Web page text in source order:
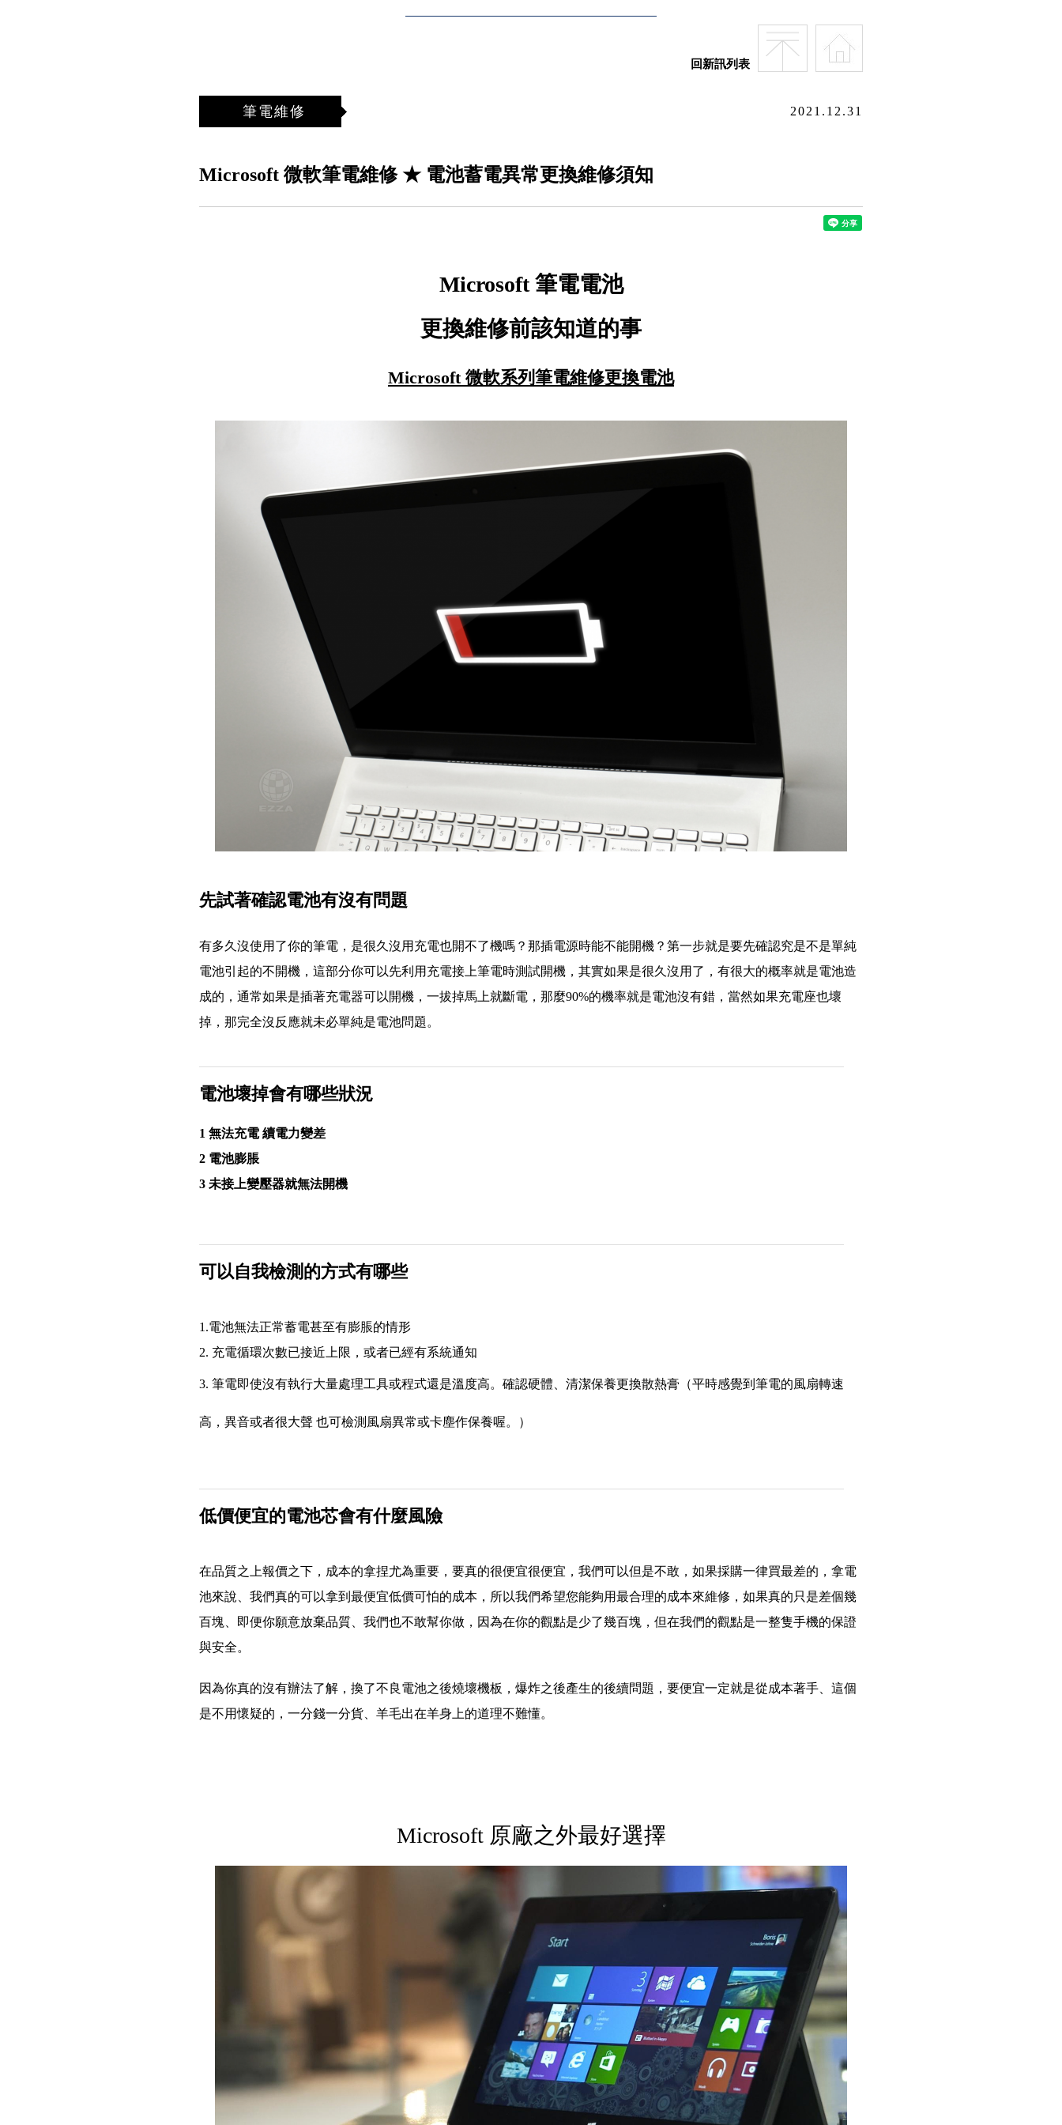
回新訊列表
筆電維修 2021.12.31
Microsoft 微軟筆電維修 ★ 電池蓄電異常更換維修須知
Microsoft 筆電電池
更換維修前該知道的事
Microsoft 微軟系列筆電維修更換電池
先試著確認電池有沒有問題
有多久沒使用了你的筆電，是很久沒用充電也開不了機嗎？那插電源時能不能開機？第一步就是要先確認究是不是單純
電池引起的不開機，這部分你可以先利用充電接上筆電時測試開機，其實如果是很久沒用了，有很大的概率就是電池造
成的，通常如果是插著充電器可以開機，一拔掉馬上就斷電，那麼90%的機率就是電池沒有錯，當然如果充電座也壞
掉，那完全沒反應就未必單純是電池問題。
電池壞掉會有哪些狀況
1 無法充電 續電力變差
2 電池膨脹
3 未接上變壓器就無法開機
可以自我檢測的方式有哪些
1.電池無法正常蓄電甚至有膨脹的情形
2. 充電循環次數已接近上限，或者已經有系統通知
3. 筆電即使沒有執行大量處理工具或程式還是溫度高。確認硬體、清潔保養更換散熱膏（平時感覺到筆電的風扇轉速
高，異音或者很大聲 也可檢測風扇異常或卡塵作保養喔。）
低價便宜的電池芯會有什麼風險
在品質之上報價之下，成本的拿捏尤為重要，要真的很便宜很便宜，我們可以但是不敢，如果採購一律買最差的，拿電
池來說、我們真的可以拿到最便宜低價可怕的成本，所以我們希望您能夠用最合理的成本來維修，如果真的只是差個幾
百塊、即便你願意放棄品質、我們也不敢幫你做，因為在你的觀點是少了幾百塊，但在我們的觀點是一整隻手機的保證
與安全。
因為你真的沒有辦法了解，換了不良電池之後燒壞機板，爆炸之後產生的後續問題，要便宜一定就是從成本著手、這個
是不用懷疑的，一分錢一分貨、羊毛出在羊身上的道理不難懂。
Microsoft 原廠之外最好選擇